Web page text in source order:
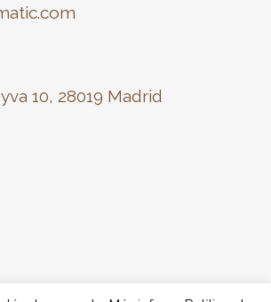
10, 28019 Madrid